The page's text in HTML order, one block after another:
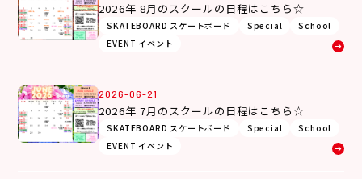
2026年 8月のスクールの日程はこちら☆
SKATEBOARD スケートボード Special
School
EVENT イベント
2026-06-21
2026年 7月のスクールの日程はこちら☆
SKATEBOARD スケートボード Special
School
EVENT イベント